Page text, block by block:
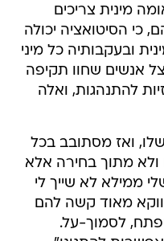
מינית צריכים
כי הסיטואציה יכולה
ובעקבותיה כל מיני
אנשים שחוו תקיפה
להתנהגות, ואלה
ואז מסתובב בכל
מתוך בחירה אלא
ממילא לא שייך לי
אנשים שדווקא מאוד קשה להם
לסמוך-על.